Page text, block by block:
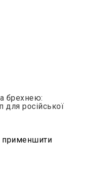
брехнею:
для російської